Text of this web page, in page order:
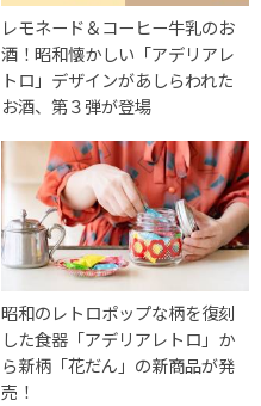
レモネード＆コーヒー牛乳のお
酒！昭和懐かしい「アデリアレ
トロ」デザインがあしらわれた
お酒、第３弾が登場
昭和のレトロポップな柄を復刻
した食器「アデリアレトロ」か
ら新柄「花だん」の新商品が発
売！